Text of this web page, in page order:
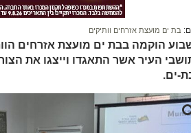
בת ים מועצת אזרחים וותיקים
הוקמה בבת ים מועצת אזרחים
העיר אשר התאגדו וייצגו את
ים.